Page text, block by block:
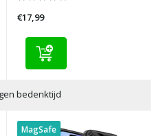
€17,99
bedenktijd
MagSafe